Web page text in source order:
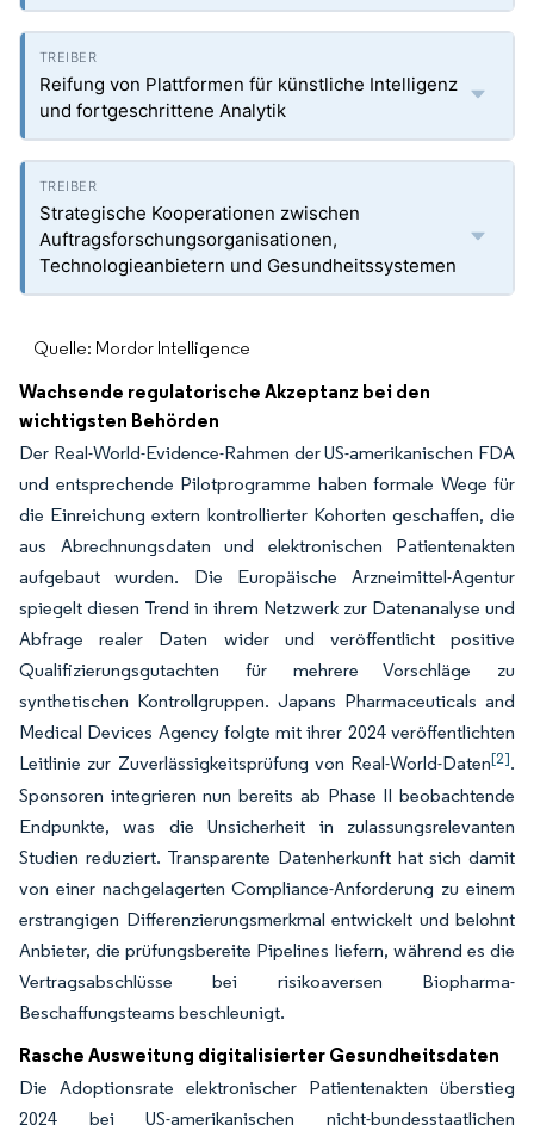
Reifung von Plattformen für künstliche Intelligenz
und fortgeschrittene Analytik
Strategische Kooperationen zwischen
Auftragsforschungsorganisationen,
Technologieanbietern und Gesundheitssystemen
Quelle: Mordor Intelligence
Wachsende regulatorische Akzeptanz bei den
wichtigsten Behörden
Der Real-World-Evidence-Rahmen der US-amerikanischen FDA
und entsprechende Pilotprogramme haben formale Wege für
die Einreichung extern kontrollierter Kohorten geschaffen, die
aus Abrechnungsdaten und elektronischen Patientenakten
aufgebaut wurden. Die Europäische Arzneimittel-Agentur
spiegelt diesen Trend in ihrem Netzwerk zur Datenanalyse und
Abfrage realer Daten wider und veröffentlicht positive
Qualifizierungsgutachten für mehrere Vorschläge zu
synthetischen Kontrollgruppen. Japans Pharmaceuticals and
Medical Devices Agency folgte mit ihrer 2024 veröffentlichten
Leitlinie zur Zuverlässigkeitsprüfung von Real-World-Daten[2].
Sponsoren integrieren nun bereits ab Phase II beobachtende
Endpunkte, was die Unsicherheit in zulassungsrelevanten
Studien reduziert. Transparente Datenherkunft hat sich damit
von einer nachgelagerten Compliance-Anforderung zu einem
erstrangigen Differenzierungsmerkmal entwickelt und belohnt
Anbieter, die prüfungsbereite Pipelines liefern, während es die
Vertragsabschlüsse bei risikoaversen Biopharma-
Beschaffungsteams beschleunigt.
Rasche Ausweitung digitalisierter Gesundheitsdaten
Die Adoptionsrate elektronischer Patientenakten überstieg
2024 bei US-amerikanischen nicht-bundesstaatlichen